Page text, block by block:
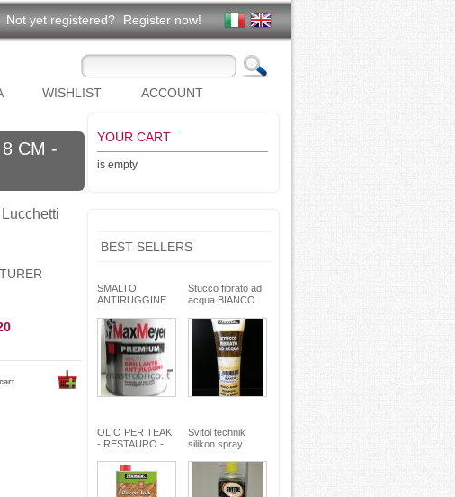
Not yet registered? Register now!
WISHLIST ACCOUNT
CM -
YOUR CART
is empty
BEST SELLERS
SMALTO
ANTIRUGGINE
gel - non cola -
Max Meyer
Stucco fibrato ad
acqua BIANCO
riempitivo non si
spacca -
TEKNICA
OLIO PER TEAK
- RESTAURO -
di oli pregiati -
MaxMeyer -
TEKNICA
Svitol technik
silikon spray